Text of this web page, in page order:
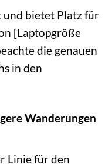
und bietet Platz für
[Laptopgröße
die genauen
in den
Wanderungen
Linie für den